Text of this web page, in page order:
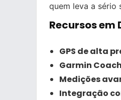
quem leva a sério
Recursos em
GPS de alta
Garmin Coach
Medições
Integração